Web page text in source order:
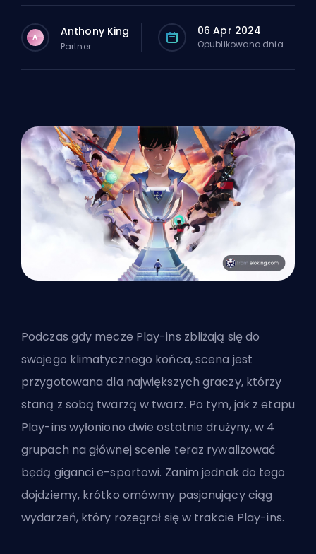
A Anthony King
Partner
06 Apr 2024
Opublikowano dnia
Podczas gdy mecze Play-ins zbliżają się do
swojego klimatycznego końca, scena jest
przygotowana dla największych graczy, którzy
staną z sobą twarzą w twarz. Po tym, jak z etapu
Play-ins wyłoniono dwie ostatnie drużyny, w 4
grupach na głównej scenie teraz rywalizować
będą giganci e-sportowi. Zanim jednak do tego
dojdziemy, krótko omówmy pasjonujący ciąg
wydarzeń, który rozegrał się w trakcie Play-ins.